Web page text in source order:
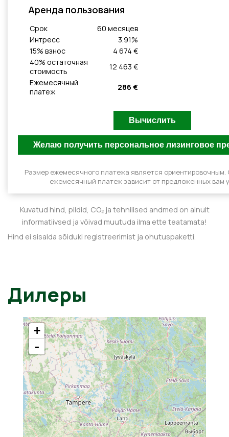
Aренда пользования
Cрок 60 месяцeв
Интресс
3.91%
15% взнос
4 674 €
40% остаточная
стоимость
12 463 €
Ежемесячный
платеж
286 €
Размер ежемесячного платежа является
ежемесячный платеж зависит от предложенных вам
Kuvatud hind, pildid, CO₂ ja tehnilised andmed on ainult
informatiivsed ja võivad muutuda ilma ette teatamata!
Hind ei sisalda sõiduki registreerimist ja ohutuspaketti.
Дилеры
+
-